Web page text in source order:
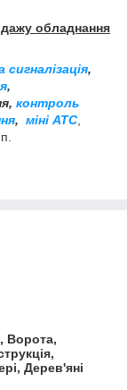
обладнання
,
,
контроль
, міні АТС,
Ворота,
Дерев'яні